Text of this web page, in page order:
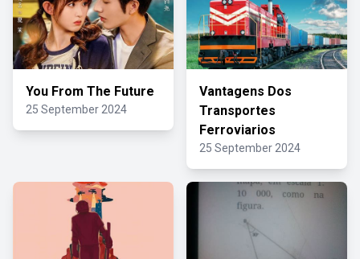
You From The Future
25 September 2024
Vantagens Dos
Transportes
Ferroviarios
25 September 2024